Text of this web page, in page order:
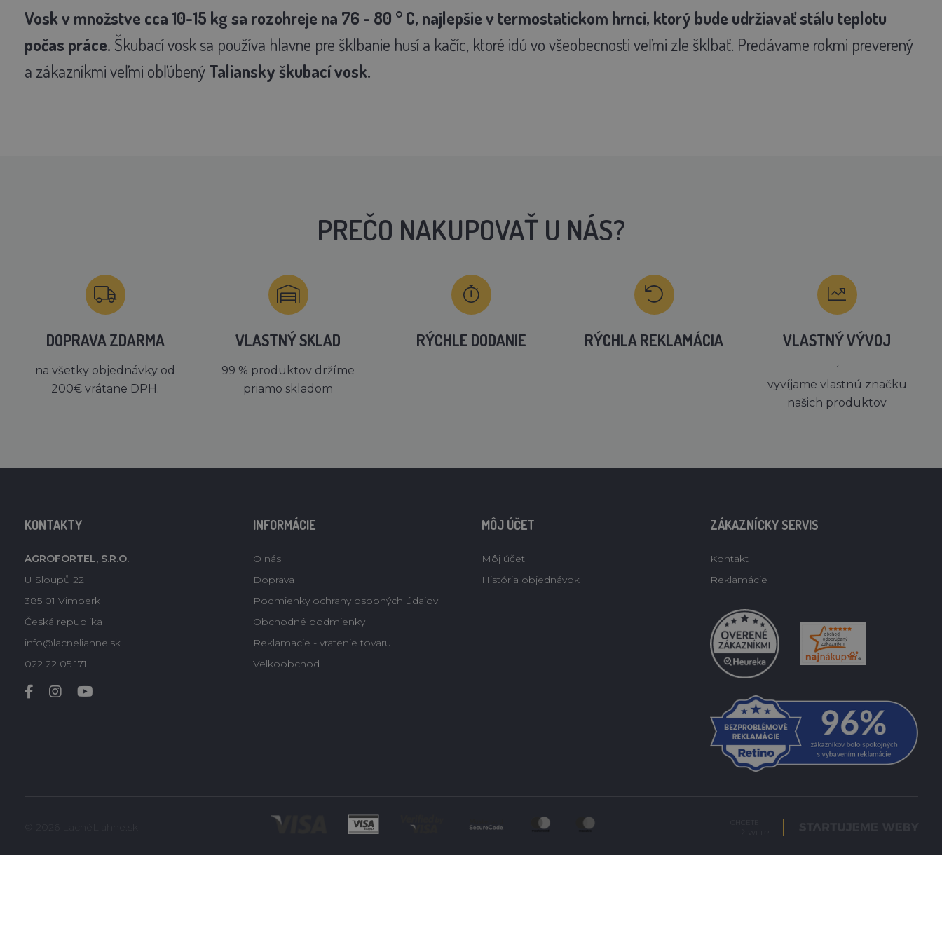
Vosk v množstve cca 10-15 kg sa rozohreje na 76 - 80 ° C, najlepšie v termostatickom hrnci, ktorý bude udržiavať stálu teplotu
počas práce. Škubací vosk sa používa hlavne pre šklbanie husí a kačíc, ktoré idú vo všeobecnosti veľmi zle šklbať. Predávame rokmi preverený
a zákazníkmi veľmi obľúbený Taliansky škubací vosk.
PREČO NAKUPOVAŤ U NÁS?
DOPRAVA ZDARMA
na všetky objednávky od
200€ vrátane DPH.
VLASTNÝ SKLAD
99 % produktov držíme
priamo skladom
RÝCHLE DODANIE RÝCHLA REKLAMÁCIA VLASTNÝ VÝVOJ
´
vyvíjame vlastnú značku
našich produktov
KONTAKTY
AGROFORTEL, S.R.O.
U Sloupů 22
385 01 Vimperk
Česká republika
info@lacneliahne.sk
022 22 05 171
INFORMÁCIE
O nás
Doprava
Podmienky ochrany osobných údajov
Obchodné podmienky
Reklamacie - vratenie tovaru
Velkoobchod
MÔJ ÚČET
Môj účet
História objednávok
ZÁKAZNÍCKY SERVIS
Kontakt
Reklamácie